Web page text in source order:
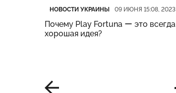
Категория
НОВОСТИ УКРАИНЫ
Дата публикации 09 ИЮНЯ 15:08, 2023
Почему Play Fortuna ー это всегда
хорошая идея?